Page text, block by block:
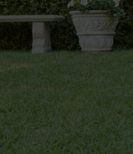
afsteken
overgang tussen gazon en
in het voorjaar af te
verwijderen